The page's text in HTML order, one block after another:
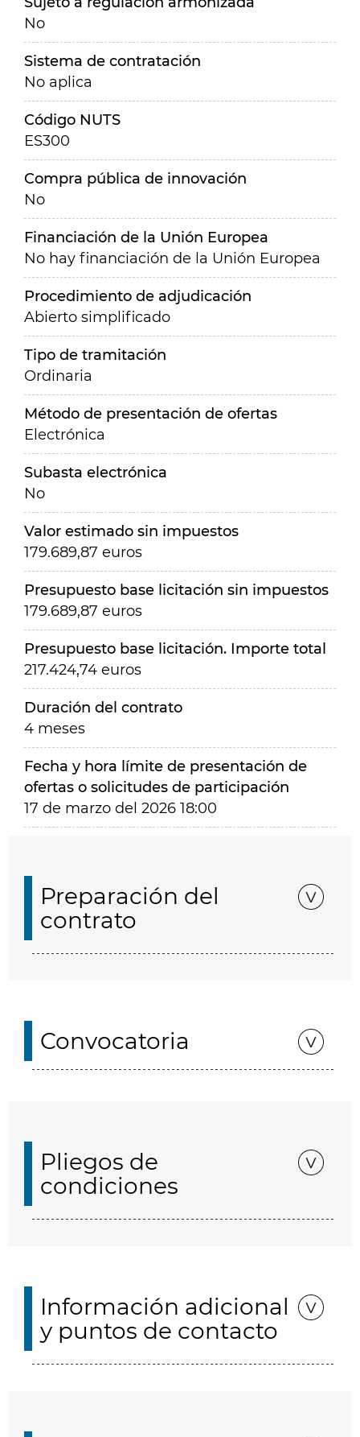
No
Sistema de contratación
No aplica
Código NUTS
ES300
Compra pública de innovación
No
Financiación de la Unión Europea
No hay financiación de la Unión Europea
Procedimiento de adjudicación
Abierto simplificado
Tipo de tramitación
Ordinaria
Método de presentación de ofertas
Electrónica
Subasta electrónica
No
Valor estimado sin impuestos
179.689,87 euros
Presupuesto base licitación sin impuestos
179.689,87 euros
Presupuesto base licitación. Importe total
217.424,74 euros
Duración del contrato
4 meses
Fecha y hora límite de presentación de
ofertas o solicitudes de participación
17 de marzo del 2026 18:00
Preparación del
contrato
Convocatoria
Pliegos de
condiciones
Información adicional
y puntos de contacto